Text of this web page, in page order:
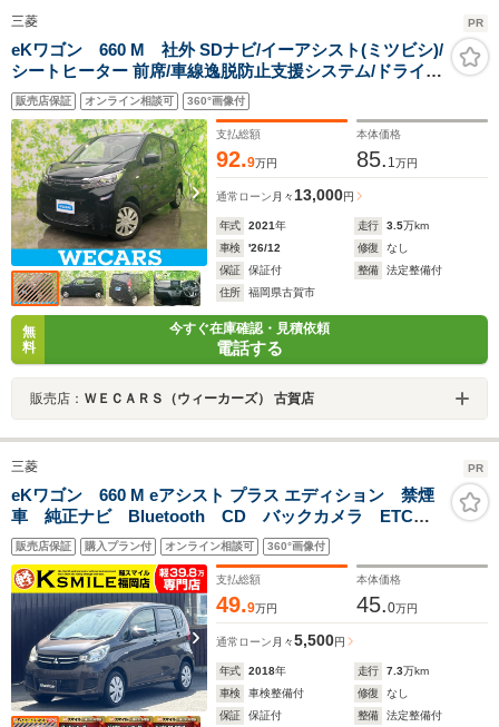
三菱 PR
eKワゴン 660 M 社外 SDナビ/イーアシスト(ミツビシ)/
シートヒーター 前席/車線逸脱防止支援システム/ドライブ
レコーダー 社外/ETC/EBD付ABS/横滑り防止装置/アイド
リングストップ/バックモニター
販売店保証 オンライン相談可 360°画像付
支払総額
92.9万円
本体価格
85. 1万円
通常ローン 月々13,000円
年式 2021年 走行 3.5万km
車検
'26/12 修復
なし
保証
保証付 整備
法定整備付
住所
福岡県古賀市
無
料
今すぐ在庫確認・見積依頼
電話する
販売店： ＷＥＣＡＲＳ（ウィーカーズ） 古賀店
三菱 PR
eKワゴン 660 M eアシスト プラス エディション 禁煙
車 純正ナビ Bluetooth CD バックカメラ ETC
アイドリングストップ シートヒーター ドライブレコ
ーダー キーレス 衝突軽減ブレーキ 横滑り防止装
置 障害物センサー アクセル踏み間違い防止装置
販売店保証 購入プラン付 オンライン相談可 360°画像付
支払総額
49.9万円
本体価格
45.0万円
通常ローン 月々5,500円
年式 2018年 走行 7.3万km
車検
車検整備付 修復
なし
保証
保証付 整備
法定整備付